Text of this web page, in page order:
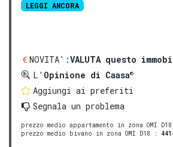
LEGGI ANCORA
NOVITA':VALUTA questo
L' Opinione di Caasa®
Aggiungi ai preferiti
Segnala un problema
prezzo medio appartamento in zona OMI D18
prezzo medio bivano in zona OMI D18 :